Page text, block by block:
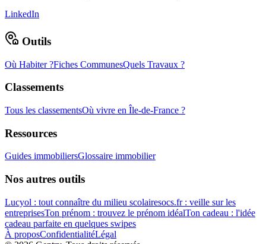
LinkedIn
Outils
Où Habiter ?Fiches CommunesQuels Travaux ?
Classements
Tous les classementsOù vivre en Île-de-France ?
Ressources
Guides immobiliersGlossaire immobilier
Nos autres outils
Lucyol : tout connaître du milieu scolairesocs.fr : veille sur les
entreprisesTon prénom : trouvez le prénom idéalTon cadeau : l'idée
cadeau parfaite en quelques swipes
À proposConfidentialitéLégal